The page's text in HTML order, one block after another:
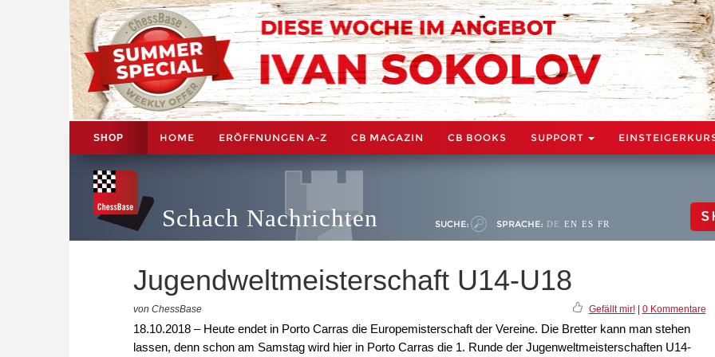
SHOP HOME ERÖFFNUNGEN A-Z CB MAGAZIN CB BOOKS SUPPORT
Schach Nachrichten SUCHE: SPRACHE: DE EN ES FR
Jugendweltmeisterschaft U14-U18
von ChessBase Gefällt mir!| 0 Kommentare
18.10.2018 – Heute endet in Porto Carras die Europemisterschaft der Vereine. Die Bretter kann man stehen
lassen, denn schon am Samstag wird hier in Porto Carras die 1. Runde der Jugenweltmeisterschaften U14-